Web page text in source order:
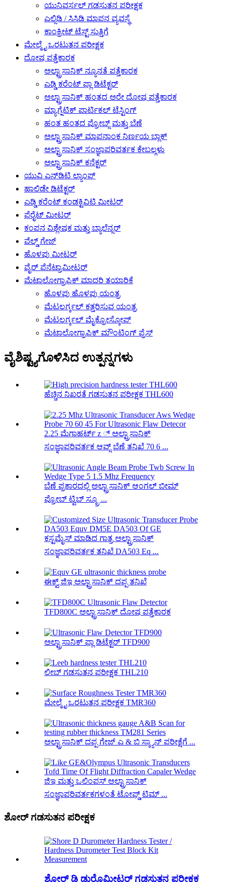
ಯುನಿವರ್ಸಲ್ ಗಡಸುತನ ಪರೀಕ್ಷಕ
ಎಲ್ಸಿಡಿ / ಸಿಸಿಡಿ ಮಾಪನ ವ್ಯವಸ್ಥೆ
ಕಾಂಕ್ರೀಟ್ ಟೆಸ್ಟ್ ಸುತ್ತಿಗೆ
ಮೇಲ್ಮೈ ಒರಟುತನ ಪರೀಕ್ಷಕ
ದೋಷ ಪತ್ತೆಕಾರಕ
ಅಲ್ಟ್ರಾಸಾನಿಕ್ ನ್ಯೂನತೆ ಪತ್ತೆಕಾರಕ
ಎಡ್ಡಿ ಕರೆಂಟ್ ಫ್ಲಾ ಡಿಟೆಕ್ಟರ್
ಅಲ್ಟ್ರಾಸಾನಿಕ್ ಹಂತದ ಅರೇ ದೋಷ ಪತ್ತೆಕಾರಕ
ಮ್ಯಾಗ್ನೆಟಿಕ್ ಪಾರ್ಟಿಕಲ್ ಟೆಸ್ಟಿಂಗ್
ಹಂತ ಹಂತದ ಪ್ರೋಬ್ಸ್ ಮತ್ತು ಬೆಣೆ
ಅಲ್ಟ್ರಾಸಾನಿಕ್ ಮಾಪನಾಂಕ ನಿರ್ಣಯ ಬ್ಲಾಕ್
ಅಲ್ಟ್ರಾಸಾನಿಕ್ ಸಂಜ್ಞಾಪರಿವರ್ತಕ ಕೇಬಲ್ಗಳು
ಅಲ್ಟ್ರಾಸಾನಿಕ್ ಕನೆಕ್ಟರ್
ಯುವಿ ಎನ್‌ಡಿಟಿ ಲ್ಯಾಂಪ್
ಹಾಲಿಡೇ ಡಿಟೆಕ್ಟರ್
ಎಡ್ಡಿ ಕರೆಂಟ್ ಕಂಡಕ್ಟಿವಿಟಿ ಮೀಟರ್
ಫೆರೈಟ್ ಮೀಟರ್
ಕಂಪನ ವಿಶ್ಲೇಷಕ ಮತ್ತು ಬ್ಯಾಲೆನ್ಸರ್
ವೆಲ್ಡ್ ಗೇಜ್
ಹೊಳಪು ಮೀಟರ್
ವೈರ್ ಪೆನೆಟ್ರಾಮೀಟರ್
ಮೆಟಾಲೋಗ್ರಾಫಿಕ್ ಮಾದರಿ ತಯಾರಿಕೆ
ಹೊಳಪು ಹೊಳಪು ಯಂತ್ರ
ಮೆಟಲರ್ಗ್ಕಲ್ ಕತ್ತರಿಸುವ ಯಂತ್ರ
ಮೆಟಲರ್ಗ್ಕಲ್ ಮೈಕ್ರೋಸ್ಕೋಪ್
ಮೆಟಾಲೋಗ್ರಾಫಿಕ್ ಮೌಂಟಿಂಗ್ ಪ್ರೆಸ್
ವೈಶಿಷ್ಟ್ಯಗೊಳಿಸಿದ ಉತ್ಪನ್ನಗಳು
ಹೆಚ್ಚಿನ ನಿಖರತೆ ಗಡಸುತನ ಪರೀಕ್ಷಕ THL600
2.25 ಮೆಗಾಹರ್ಟ್ z ್ ಅಲ್ಟ್ರಾಸಾನಿಕ್
ಸಂಜ್ಞಾಪರಿವರ್ತಕ ಆವ್ಸ್ ಬೆಣೆ ತನಿಖೆ 70 6 ...
ಬೆಣೆ ಪ್ರಕಾರದಲ್ಲಿ ಅಲ್ಟ್ರಾಸಾನಿಕ್ ಆಂಗಲ್ ಬೀಮ್
ಪ್ರೋಬ್ ಟ್ವಿಬ್ ಸ್ಕ್ರೂ ...
ಕಸ್ಟಮೈಸ್ ಮಾಡಿದ ಗಾತ್ರ ಅಲ್ಟ್ರಾಸಾನಿಕ್
ಸಂಜ್ಞಾಪರಿವರ್ತಕ ತನಿಖೆ DA503 Eq ...
ಈಕ್ವ್ ಜಿಇ ಅಲ್ಟ್ರಾಸಾನಿಕ್ ದಪ್ಪ ತನಿಖೆ
TFD800C ಅಲ್ಟ್ರಾಸಾನಿಕ್ ದೋಷ ಪತ್ತೆಕಾರಕ
ಅಲ್ಟ್ರಾಸಾನಿಕ್ ಫ್ಲಾ ಡಿಟೆಕ್ಟರ್ TFD900
ಲೀಬ್ ಗಡಸುತನ ಪರೀಕ್ಷಕ THL210
ಮೇಲ್ಮೈ ಒರಟುತನ ಪರೀಕ್ಷಕ TMR360
ಅಲ್ಟ್ರಾಸಾನಿಕ್ ದಪ್ಪ ಗೇಜ್ ಎ & ಬಿ ಸ್ಕ್ಯಾನ್ ಪರೀಕ್ಷೆಗೆ ...
ಜಿಇ ಮತ್ತು ಒಲಿಂಪಸ್ ಅಲ್ಟ್ರಾಸಾನಿಕ್
ಸಂಜ್ಞಾಪರಿವರ್ತಕಗಳಂತೆ ಟೋಫ್ಡ್ ಟಿಮ್ ...
ಶೋರ್ ಗಡಸುತನ ಪರೀಕ್ಷಕ
ಶೋರ್ ಡಿ ಡುರೊಮೀಟರ್ ಗಡಸುತನ ಪರೀಕ್ಷಕ